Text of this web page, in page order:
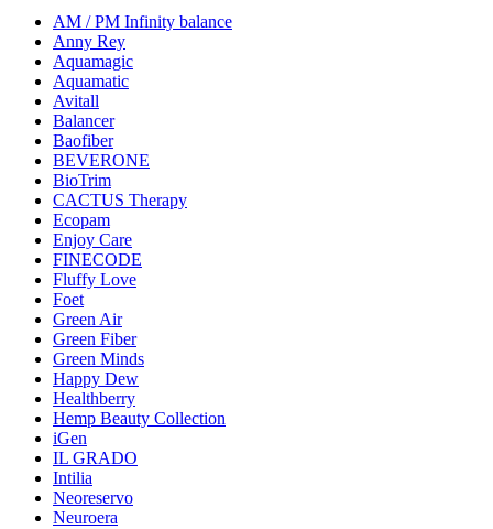
AM / PM Infinity balance
Anny Rey
Aquamagic
Aquamatic
Avitall
Balancer
Baofiber
BEVERONE
BioTrim
CACTUS Therapy
Ecopam
Enjoy Care
FINECODE
Fluffy Love
Foet
Green Air
Green Fiber
Green Minds
Happy Dew
Healthberry
Hemp Beauty Collection
iGen
IL GRADO
Intilia
Neoreservo
Neuroera